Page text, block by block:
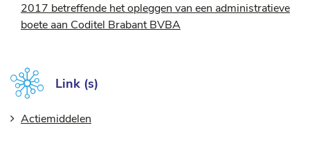
2017 betreffende het opleggen van een administratieve
boete aan Coditel Brabant BVBA
Link (s)
Actiemiddelen